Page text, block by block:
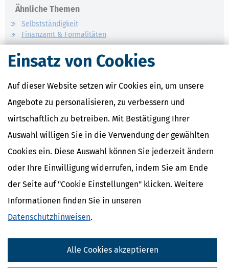
Einsatz von Cookies
Auf dieser Website setzen wir Cookies ein, um unsere
Angebote zu personalisieren, zu verbessern und
wirtschaftlich zu betreiben. Mit Bestätigung Ihrer
Auswahl willigen Sie in die Verwendung der gewählten
Cookies ein. Diese Auswahl können Sie jederzeit ändern
oder Ihre Einwilligung widerrufen, indem Sie am Ende
der Seite auf "Cookie Einstellungen" klicken. Weitere
Informationen finden Sie in unseren
Datenschutzhinweisen.
Alle Cookies akzeptieren
Ähnliche Themen
Selbstständigkeit
Finanzamt & Formalitäten
Verwandte Lexikon-Begriffe
Kassen-Nachschau
E-Bilanz
Gründungszuschuss